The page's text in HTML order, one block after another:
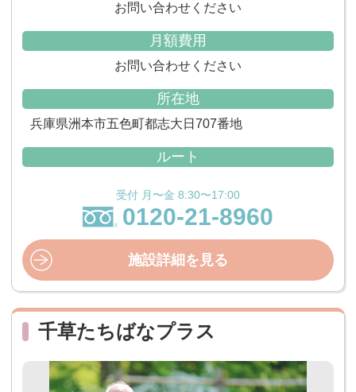
お問い合わせください
月額費用
お問い合わせください
所在地
兵庫県洲本市五色町都志大日707番地
ルート
受付 月〜金 8:30〜17:00
0120-21-8960
施設詳細を見る
千草たちばなプラス